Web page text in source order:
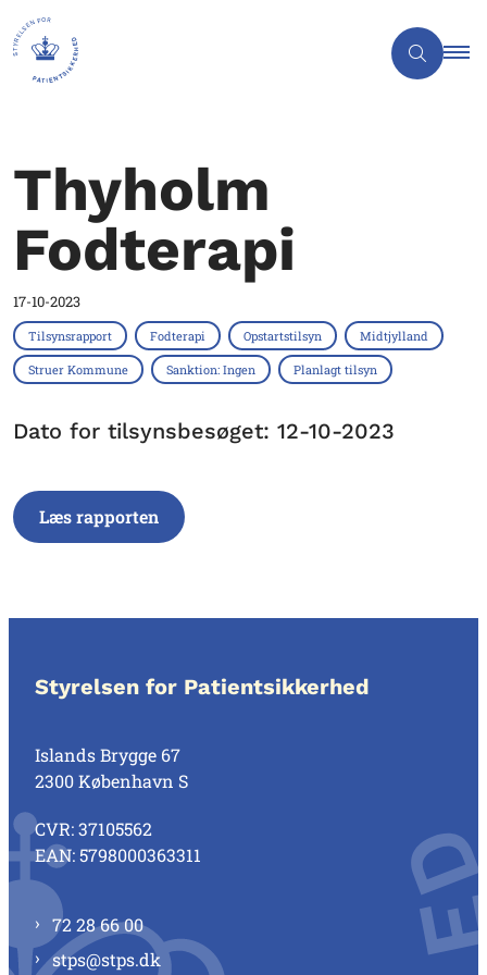
Thyholm
Fodterapi
17-10-2023
Tilsynsrapport Fodterapi Opstartstilsyn Midtjylland
Struer Kommune Sanktion: Ingen Planlagt tilsyn
Dato for tilsynsbesøget: 12-10-2023
Læs rapporten
Styrelsen for Patientsikkerhed
Islands Brygge 67
2300 København S
CVR: 37105562
EAN: 5798000363311
72 28 66 00
stps@stps.dk